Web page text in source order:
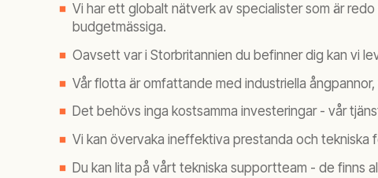
Vi har ett globalt nätverk av specialister som är
budgetmässiga.
Oavsett var i Storbritannien du befinner dig kan vi
Vår flotta är omfattande med industriella
Det behövs inga kostsamma investeringar - vår
Vi kan övervaka ineffektiva prestanda och tekniska
Du kan lita på vårt tekniska supportteam - de finns